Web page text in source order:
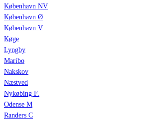
København NV
København Ø
København V
Køge
Lyngby
Maribo
Nakskov
Næstved
Nykøbing F.
Odense M
Randers C